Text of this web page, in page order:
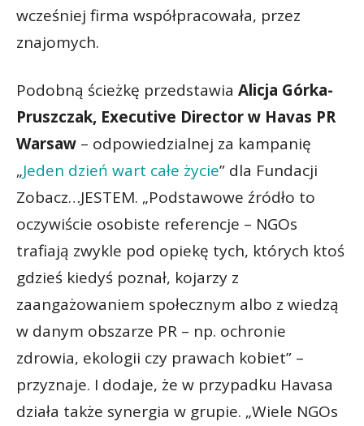
wcześniej firma współpracowała, przez
znajomych.
Podobną ścieżkę przedstawia Alicja Górka-
Pruszczak, Executive Director w Havas PR
Warsaw – odpowiedzialnej za kampanię
„Jeden dzień wart całe życie” dla Fundacji
Zobacz…JESTEM. „Podstawowe źródło to
oczywiście osobiste referencje – NGOs
trafiają zwykle pod opiekę tych, których ktoś
gdzieś kiedyś poznał, kojarzy z
zaangażowaniem społecznym albo z wiedzą
w danym obszarze PR – np. ochronie
zdrowia, ekologii czy prawach kobiet” –
przyznaje. I dodaje, że w przypadku Havasa
działa także synergia w grupie. „Wiele NGOs